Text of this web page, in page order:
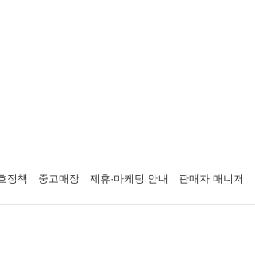
정책 중고매장 제휴·마케팅 안내 판매자 매니저